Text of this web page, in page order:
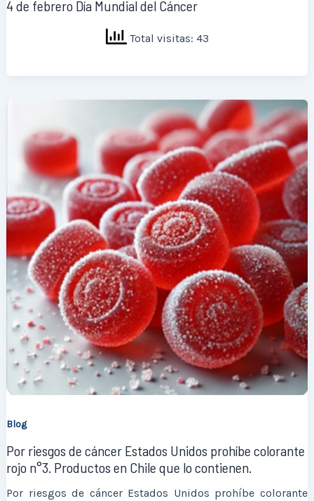
4 de febrero Día Mundial del Cáncer
Total visitas: 43
Blog
Por riesgos de cáncer Estados Unidos prohíbe colorante
rojo n°3. Productos en Chile que lo contienen.
Por riesgos de cáncer Estados Unidos prohíbe colorante